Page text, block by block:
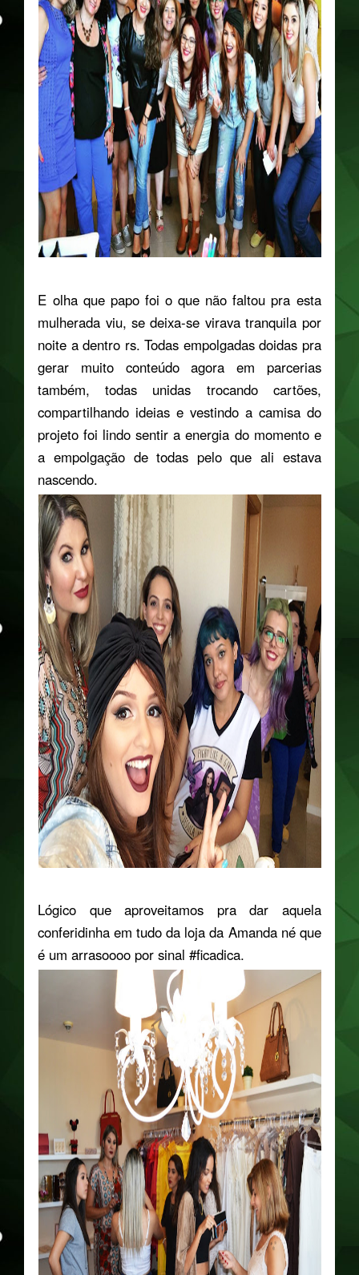
E olha que papo foi o que não faltou pra esta
mulherada viu, se deixa-se virava tranquila por
noite a dentro rs. Todas empolgadas doidas pra
gerar muito conteúdo agora em parcerias
também, todas unidas trocando cartões,
compartilhando ideias e vestindo a camisa do
projeto foi lindo sentir a energia do momento e
a empolgação de todas pelo que ali estava
nascendo.
Lógico que aproveitamos pra dar aquela
conferidinha em tudo da loja da Amanda né que
é um arrasoooo por sinal #ficadica.